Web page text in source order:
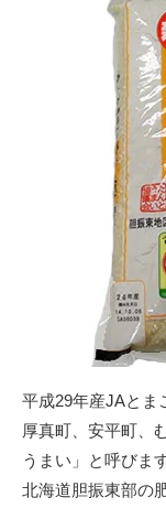
平成29年産JAとま
厚真町、安平町、
うまい」と呼びます
北海道胆振東部の